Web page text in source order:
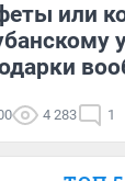
или
4 283 1